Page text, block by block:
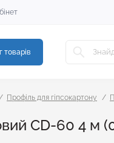
товарів
Профіль для гіпсокартону
CD-60 4 м